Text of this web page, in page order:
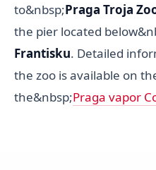
to&nbsp;Praga Troja
the pier located
Frantisku. Detailed
the zoo is available on
the&nbsp;Praga vapor